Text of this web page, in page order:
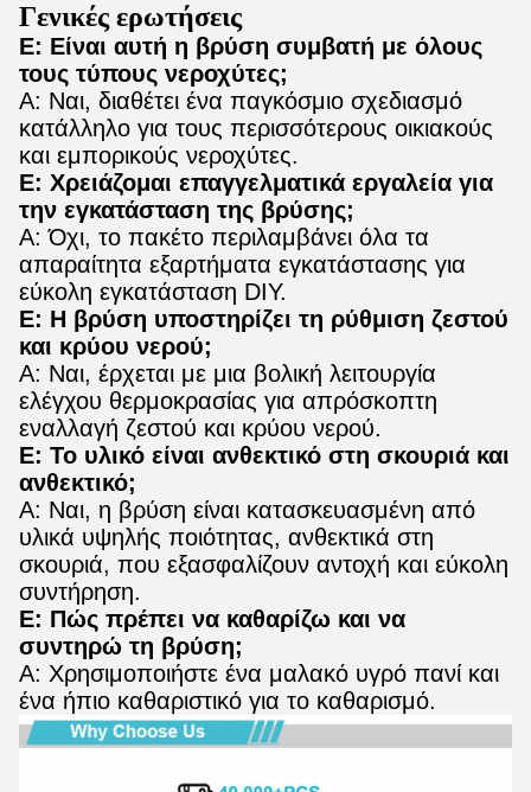
Γενικές ερωτήσεις
Ε: Είναι αυτή η βρύση συμβατή με όλους
τους τύπους νεροχύτες;
Α: Ναι, διαθέτει ένα παγκόσμιο σχεδιασμό
κατάλληλο για τους περισσότερους οικιακούς
και εμπορικούς νεροχύτες.
Ε: Χρειάζομαι επαγγελματικά εργαλεία για
την εγκατάσταση της βρύσης;
Α: Όχι, το πακέτο περιλαμβάνει όλα τα
απαραίτητα εξαρτήματα εγκατάστασης για
εύκολη εγκατάσταση DIY.
Ε: Η βρύση υποστηρίζει τη ρύθμιση ζεστού
και κρύου νερού;
Α: Ναι, έρχεται με μια βολική λειτουργία
ελέγχου θερμοκρασίας για απρόσκοπτη
εναλλαγή ζεστού και κρύου νερού.
Ε: Το υλικό είναι ανθεκτικό στη σκουριά και
ανθεκτικό;
Α: Ναι, η βρύση είναι κατασκευασμένη από
υλικά υψηλής ποιότητας, ανθεκτικά στη
σκουριά, που εξασφαλίζουν αντοχή και εύκολη
συντήρηση.
Ε: Πώς πρέπει να καθαρίζω και να
συντηρώ τη βρύση;
Α: Χρησιμοποιήστε ένα μαλακό υγρό πανί και
ένα ήπιο καθαριστικό για το καθαρισμό.